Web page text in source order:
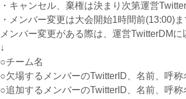
・キャンセル、棄権は決まり次第運営
・メンバー変更は大会開始1時間前(13:00)
メンバー変更がある際は、運営TwitterDM
↓
○チーム名
○欠場するメンバーのTwitterID、名前、呼称
○追加するメンバーのTwitterID、名前、呼称